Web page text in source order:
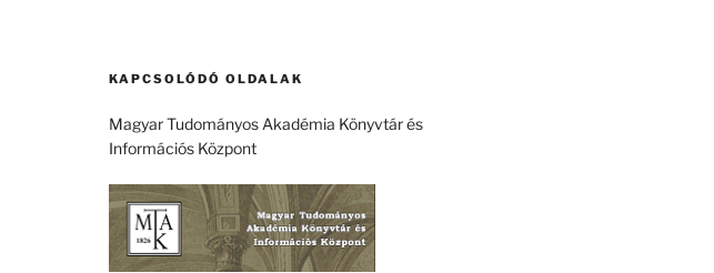
KAPCSOLÓDÓ OLDALAK
Magyar Tudományos Akadémia Könyvtár és
Információs Központ